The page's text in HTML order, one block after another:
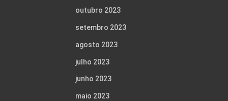
outubro 2023
setembro 2023
agosto 2023
julho 2023
junho 2023
maio 2023